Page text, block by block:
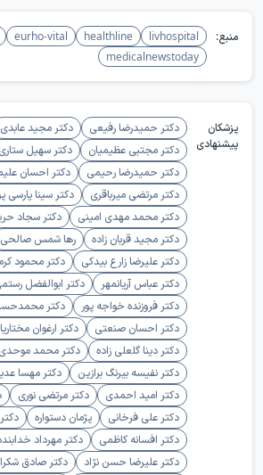
منبع: livhospital
healthline
eurho-vital
medicalnewstoday
پزشکان
پیشنهادی
دکتر حمیدرضا رفیعی دکتر مجید عابدی
دکتر مجتبی عظیمیان
دکتر سهیل ستاری
دکتر حمیدرضا رحیمی
دکتر احسان
دکتر مرتضی میرباقری
دکتر سینا پارسی
دکتر محمد مهدی امینی
دکتر سجاد
دکتر مجید قربان زاده
رها شمس صالحی
دکتر علیرضا زارع بیدکی
دکتر محمود
دکتر عباس آریانمهر
دکتر ابوالفضل
دکتر فروزنده خواجه پور
دکتر
دکتر احسان صنعتی
دکتر ارغوان
دکتر دینا گلعلی زاده
دکتر محمد موحدی
دکتر نفیسه بیرنگ برازین
دکتر مهسا
دکتر امید احمدی
دکتر مرتضی نوری
دکتر علی فرخانی
پژمان دستواره
دکتر افسانه کاظمی
دکتر مهرداد
دکتر علیرضا حسن نژاد
دکتر صادق